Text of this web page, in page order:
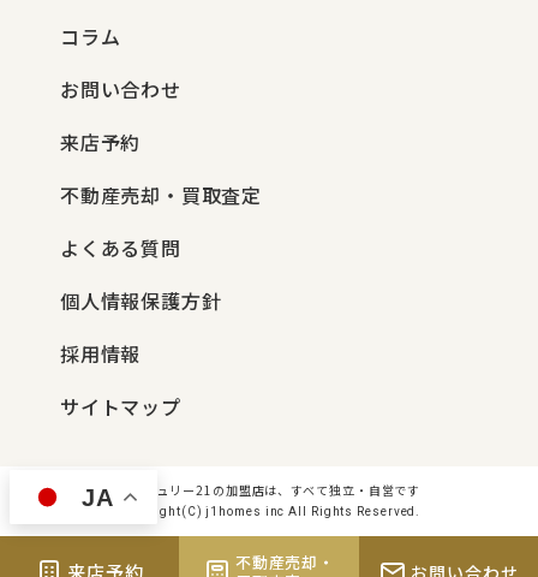
コラム
お問い合わせ
来店予約
不動産売却・買取査定
よくある質問
個人情報保護方針
採用情報
サイトマップ
センチュリー21の加盟店は、すべて独立・自営です
Copyright(C) j1homes inc All Rights Reserved.
来店予約
不動産売却・
お問い合わせ
JA